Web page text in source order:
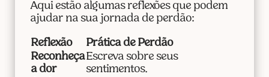
Aqui estão algumas reflexões que podem
ajudar na sua jornada de perdão:
Reflexão
Prática de Perdão
Reconheça
a dor
Escreva sobre seus
sentimentos.